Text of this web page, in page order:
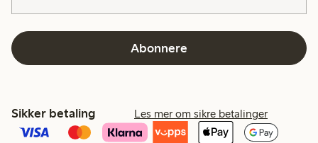
Abonnere
Sikker betaling Les mer om sikre betalinger